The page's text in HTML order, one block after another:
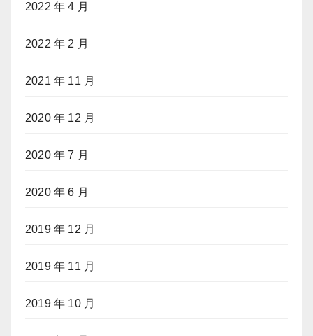
2022 年 4 月
2022 年 2 月
2021 年 11 月
2020 年 12 月
2020 年 7 月
2020 年 6 月
2019 年 12 月
2019 年 11 月
2019 年 10 月